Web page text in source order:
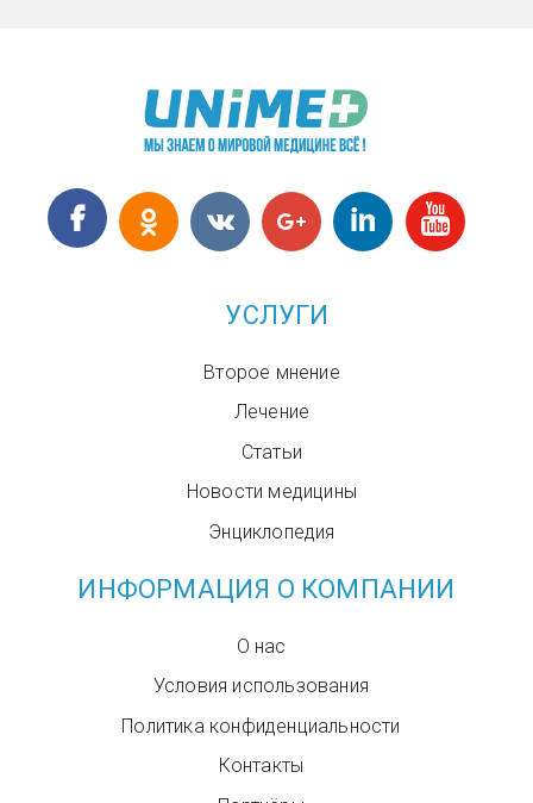
УСЛУГИ
Второе мнение
Лечение
Статьи
Новости медицины
Энциклопедия
ИНФОРМАЦИЯ О КОМПАНИИ
О нас
Условия использования
Политика конфиденциальности
Контакты